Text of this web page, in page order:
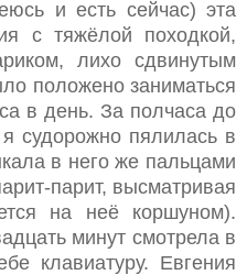
и есть сейчас) эта
с тяжёлой походкой,
лихо сдвинутым
положено заниматься
в день. За полчаса до
судорожно пялилась в
в него же пальцами
парит, высматривая
на неё коршуном).
минут смотрела в
клавиатуру. Евгения